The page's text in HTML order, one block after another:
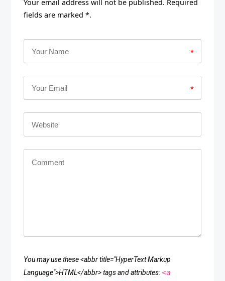
Your email address will not be published. Required
fields are marked *.
*
*
You may use these <abbr title="HyperText Markup
Language">HTML</abbr> tags and attributes:<a